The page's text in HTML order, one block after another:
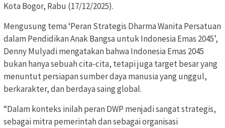
Kota Bogor, Rabu (17/12/2025).
Mengusung tema ‘Peran Strategis Dharma Wanita Persatuan
dalam Pendidikan Anak Bangsa untuk Indonesia Emas 2045’,
Denny Mulyadi mengatakan bahwa Indonesia Emas 2045
bukan hanya sebuah cita-cita, tetapi juga target besar yang
menuntut persiapan sumber daya manusia yang unggul,
berkarakter, dan berdaya saing global.
“Dalam konteks inilah peran DWP menjadi sangat strategis,
sebagai mitra pemerintah dan sebagai organisasi